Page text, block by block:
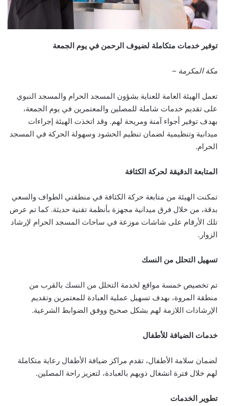
توفير خدمات متكاملة لضيوف الرحمن في يوم الجمعة
مكة المكرمة –
تعمل الهيئة العامة للعناية بشؤون المسجد الحرام والمسجد النبوي
على تقديم خدمات شاملة للمصلين والمعتمرين في يوم الجمعة،
بهدف توفير أجواء آمنة ومريحة لهم. وقد اتخذت الهيئة إجراءات
ميدانية وتنظيمية لضمان تنظيم الحشود وسهولة الحركة في المسجد
الحرام.
المتابعة الدقيقة لحركة الكثافة
تمكنت الهيئة من متابعة حركة الكثافة في منطقتي الطواف والسعي
بدقة، من خلال فرق ميدانية مجهزة بأنظمة تقنية حديثة. كما تم عرض
تلك الأرقام على شاشات موزعة في ساحات المسجد الحرام لإرشاد
الزوار.
تسهيل التحلل من النسك
تم تخصيص خمسة مواقع لخدمة التحلل من النسك بالقرب من
منطقة المروة، بهدف تسهيل عملية العبادة للمعتمرين وتقديم
الإرشادات اللازمة لهم بشكل صحيح ووفق الضوابط الشرعية.
خدمات الضيافة للأطفال
لضمان سلامة الأطفال، تقدم مراكز ضيافة الأطفال رعاية متكاملة
لهم خلال فترة انشغال ذويهم بالعبادة، لتعزيز راحة المصلين.
تطوير الخدمات